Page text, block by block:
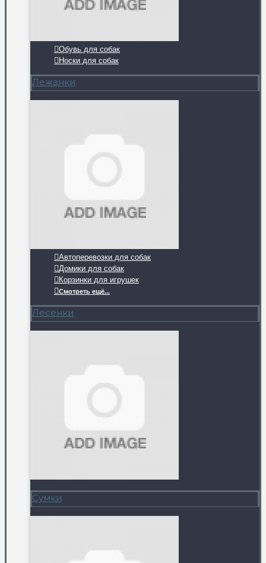
Обувь для собак
Носки для собак
Лежанки
Автоперевозки для собак
Домики для собак
Корзинки для игрушек
Смотреть ещё...
Лесенки
Сумки